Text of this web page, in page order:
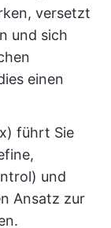
versetzt
und sich
einen
führt Sie
und
Ansatz zur